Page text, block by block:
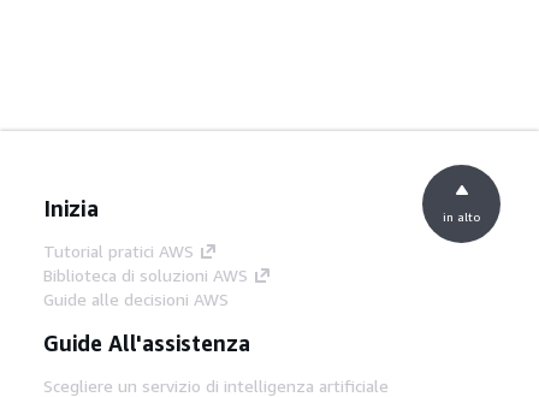
Inizia
Tutorial pratici AWS
Biblioteca di soluzioni AWS
Guide alle decisioni AWS
Guide All'assistenza
Scegliere un servizio di intelligenza artificiale
in alto